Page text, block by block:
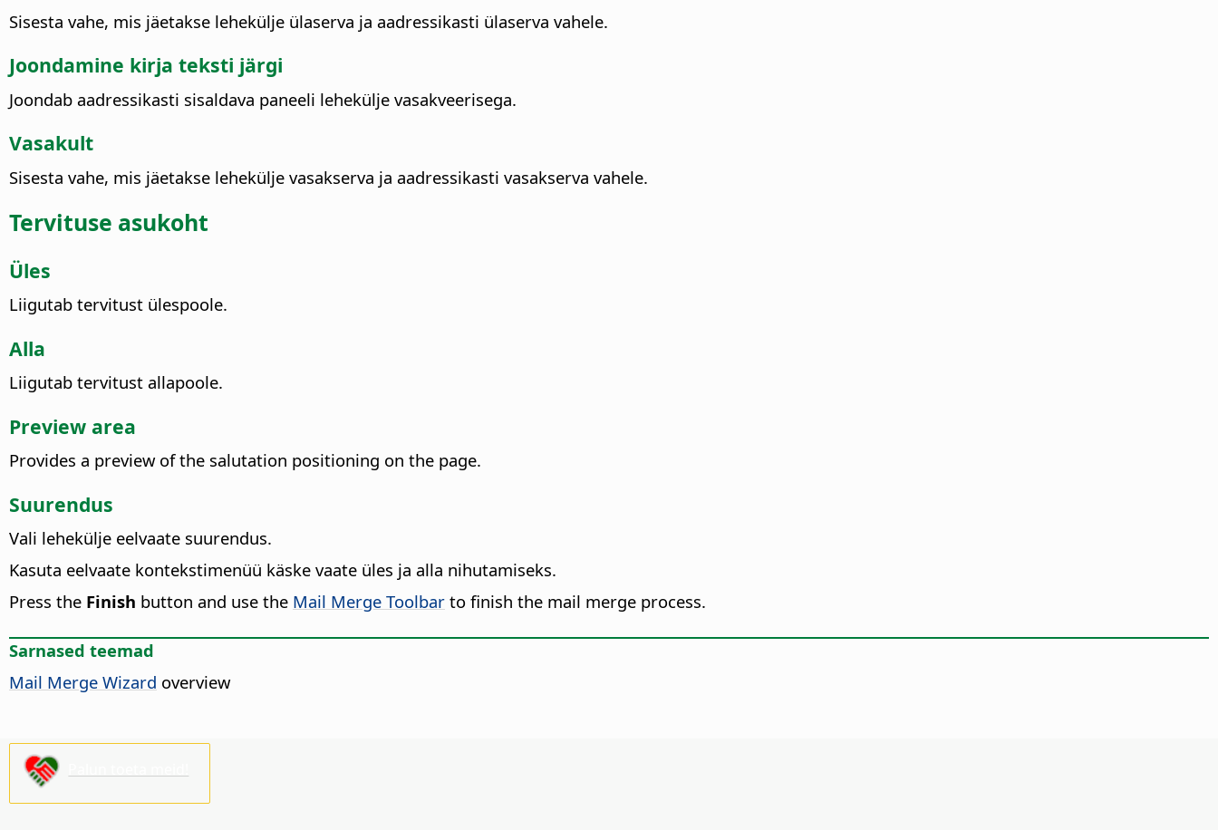
Sisesta vahe, mis jäetakse lehekülje ülaserva ja aadressikasti ülaserva vahele.
Joondamine kirja teksti järgi
Joondab aadressikasti sisaldava paneeli lehekülje vasakveerisega.
Vasakult
Sisesta vahe, mis jäetakse lehekülje vasakserva ja aadressikasti vasakserva vahele.
Tervituse asukoht
Üles
Liigutab tervitust ülespoole.
Alla
Liigutab tervitust allapoole.
Preview area
Provides a preview of the salutation positioning on the page.
Suurendus
Vali lehekülje eelvaate suurendus.
Kasuta eelvaate kontekstimenüü käske vaate üles ja alla nihutamiseks.
Press the Finish button and use the Mail Merge Toolbar to finish the mail merge process.
Sarnased teemad
Mail Merge Wizard overview